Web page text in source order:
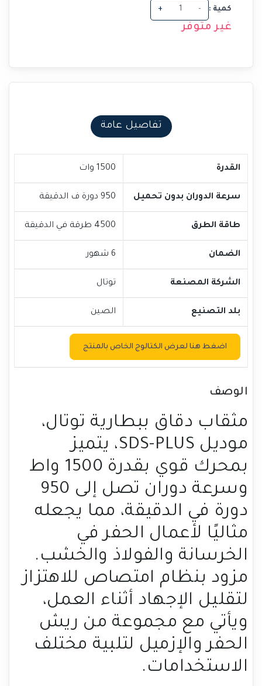
كمية : -
+
غير متوفر
تفاصيل عامة
القدرة 1500 وات
سرعة الدوران بدون تحميل 950 دورة ف الدقيقة
طاقة الطرق 4500 طرقة في الدقيقة
الضمان 6 شهور
الشركة المصنعة توتال
بلد التصنيع الصين
اضغط هنا لعرض الكتالوج الخاص بالمنتج
الوصف
مثقاب دقاق ببطارية توتال،
موديل SDS-PLUS، يتميز
بمحرك قوي بقدرة 1500 واط
وسرعة دوران تصل إلى 950
دورة في الدقيقة، مما يجعله
مثاليًا لأعمال الحفر في
الخرسانة والفولاذ والخشب.
مزود بنظام امتصاص للاهتزاز
لتقليل الإجهاد أثناء العمل،
ويأتي مع مجموعة من ريش
الحفر والإزميل لتلبية مختلف
الاستخدامات.